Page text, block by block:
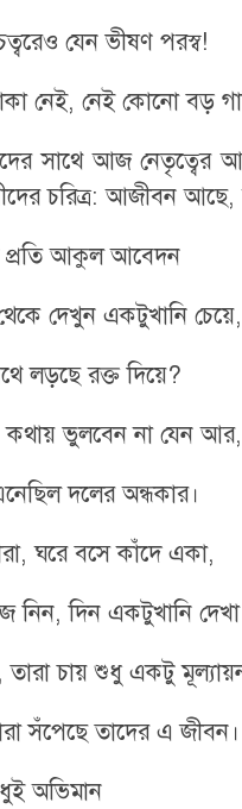
যেন ভীষণ পরস্ব!
নেই, নেই কোনো বড়
সাথে আজ নেতৃত্বের
চরিত্র: আজীবন
প্রতি আকুল আবেদন
দেখুন একটুখানি চেয়ে,
লড়ছে রক্ত দিয়ে?
কথায় ভুলবেন না যেন আর,
দলের অন্ধকার।
ঘরে বসে কাঁদে একা,
দিন একটুখানি
তারা চায় শুধু একটু
সঁপেছে তাদের এ জীবন।
অভিমান